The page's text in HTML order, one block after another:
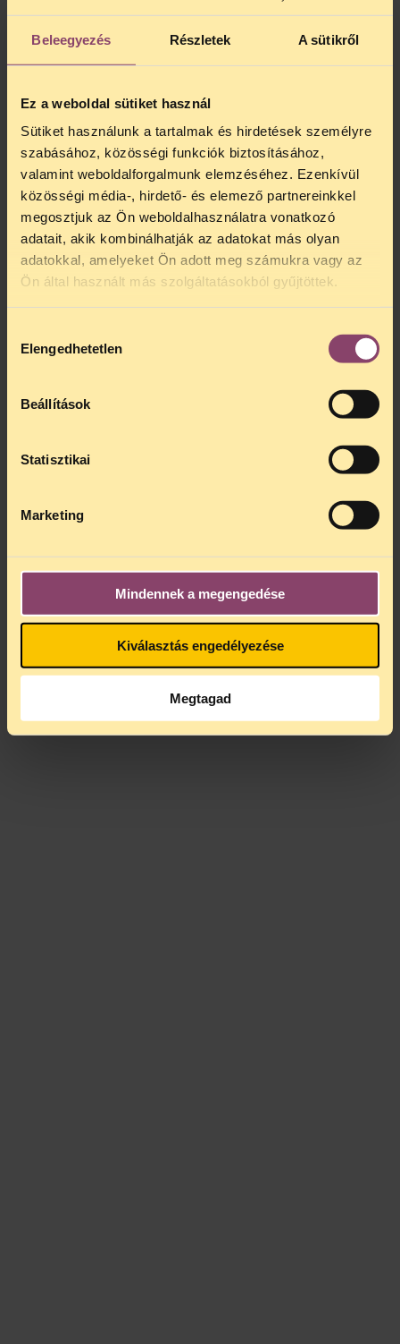
Beleegyezés Részletek A sütikről
Ez a weboldal sütiket használ
Sütiket használunk a tartalmak és hirdetések személyre
szabásához, közösségi funkciók biztosításához,
valamint weboldalforgalmunk elemzéséhez. Ezenkívül
közösségi média-, hirdető- és elemező partnereinkkel
megosztjuk az Ön weboldalhasználatra vonatkozó
adatait, akik kombinálhatják az adatokat más olyan
adatokkal, amelyeket Ön adott meg számukra vagy az
Ön által használt más szolgáltatásokból gyűjtöttek.
kiválasztása
Elengedhetetlen
Beállítások
Statisztikai
Marketing
Mindennek a megengedése
Kiválasztás engedélyezése
Megtagad
Hallgasd meg!
Szerezz ismereteket!
Teremts bizalmat és biztonságot!
Segíts a vészhelyzetben!